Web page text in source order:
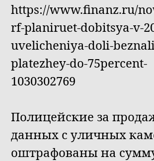
https://www.finanz.ru/
rf-planiruet-dobitsya-v-
uvelicheniya-doli-
platezhey-do-75percent-
1030302769
Полицейские за
данных с уличных
оштрафованы на